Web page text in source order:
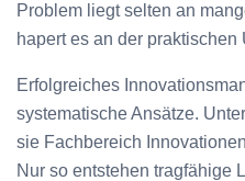
Problem liegt selten an
hapert es an der praktischen
Erfolgreiches
systematische Ansätze.
sie Fachbereich
Nur so entstehen tragfähige